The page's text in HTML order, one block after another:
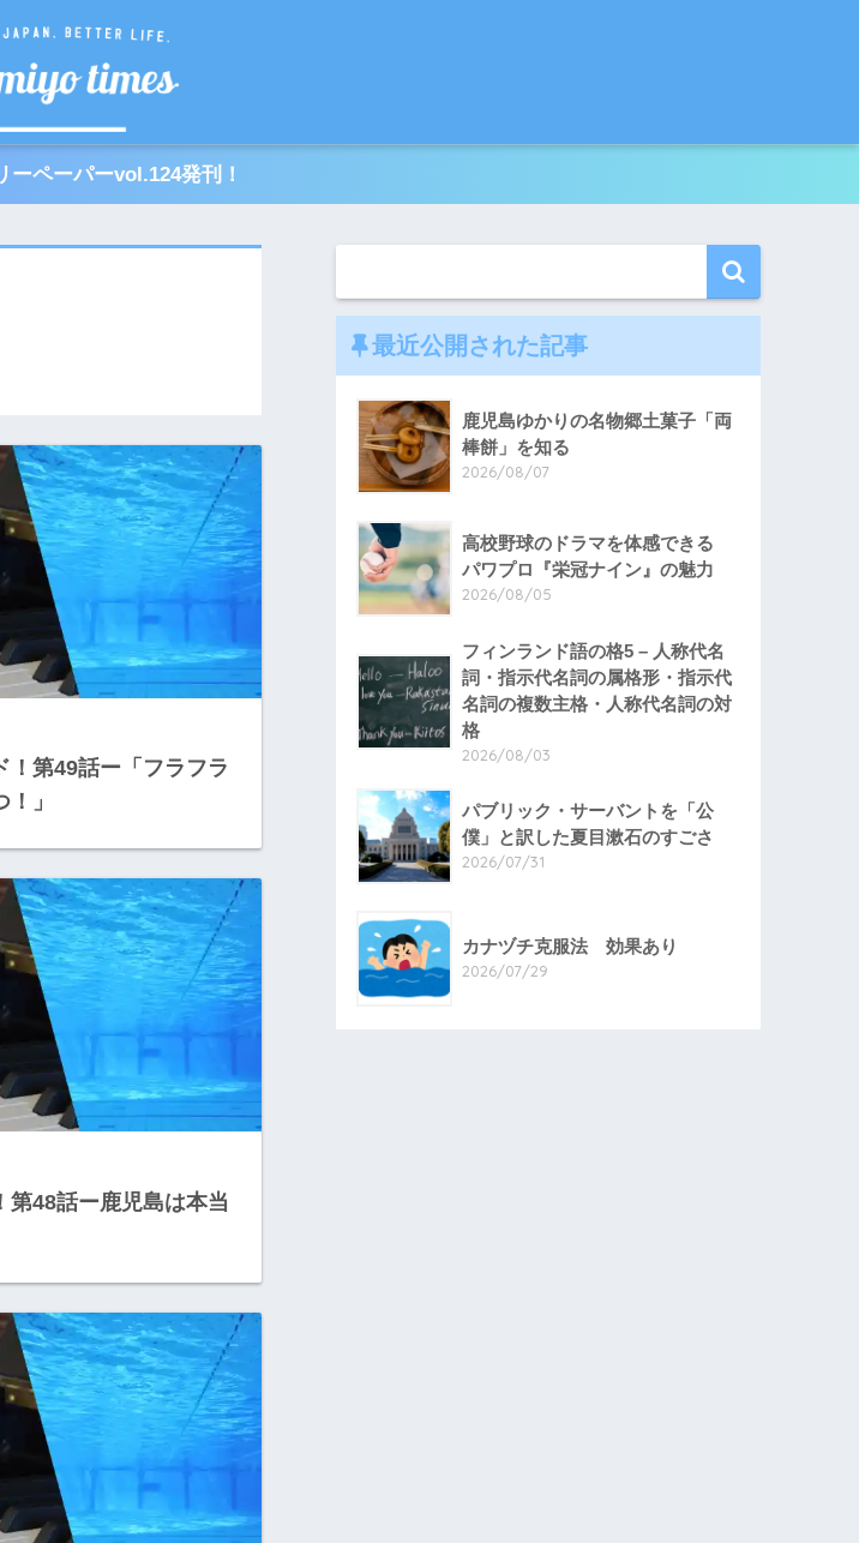
ーペーパーvol.124発刊！
！第49話ー「フラフラ
」
第48話ー鹿児島は本当
最近公開された記事
鹿児島ゆかりの名物郷土菓子「両
棒餅」を知る
2026/08/07
高校野球のドラマを体感できる
パワプロ『栄冠ナイン』の魅力
2026/08/05
フィンランド語の格5 – 人称代名
詞・指示代名詞の属格形・指示代
名詞の複数主格・人称代名詞の対
格
2026/08/03
パブリック・サーバントを「公
僕」と訳した夏目漱石のすごさ
2026/07/31
カナヅチ克服法 効果あり
2026/07/29